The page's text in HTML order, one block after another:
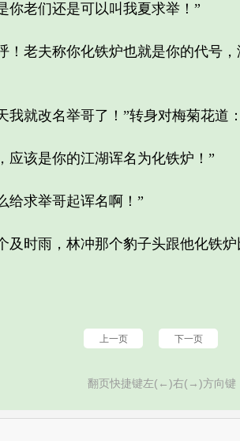
老们还是可以叫我夏求举！”
老夫称你化铁炉也就是你的代号，
就改名举哥了！”转身对梅菊花道
该是你的江湖诨名为化铁炉！”
求举哥起诨名啊！”
时雨，林冲那个豹子头跟他化铁炉
上一页 下一页
翻页快捷键左(←)右(→)方向键